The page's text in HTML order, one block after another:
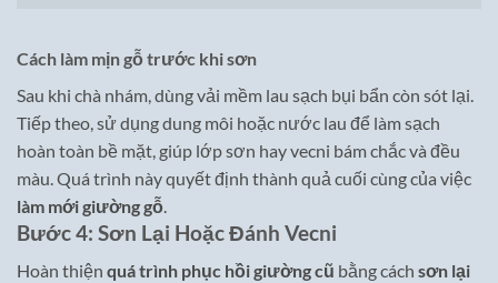
Cách làm mịn gỗ trước khi sơn
Sau khi chà nhám, dùng vải mềm lau sạch bụi bẩn còn sót lại.
Tiếp theo, sử dụng dung môi hoặc nước lau để làm sạch
hoàn toàn bề mặt, giúp lớp sơn hay vecni bám chắc và đều
màu. Quá trình này quyết định thành quả cuối cùng của việc
làm mới giường gỗ
Bước 4: Sơn Lại Hoặc Đánh Vecni
Hoàn thiện quá trình phục hồi giường cũ bằng cách sơn lại